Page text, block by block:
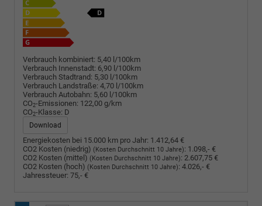
Verbrauch kombiniert: 5,40 l/100km
Verbrauch Innenstadt: 6,90 l/100km
Verbrauch Stadtrand: 5,30 l/100km
Verbrauch Landstraße: 4,70 l/100km
Verbrauch Autobahn: 5,60 l/100km
CO2-Emissionen: 122,00 g/km
CO2-Klasse: D
Download
Energiekosten bei 15.000 km pro Jahr: 1.412,64 €
CO2 Kosten (niedrig) (Kosten Durchschnitt 10 Jahre): 1.098,- €
CO2 Kosten (mittel) (Kosten Durchschnitt 10 Jahre): 2.607,75 €
CO2 Kosten (hoch) (Kosten Durchschnitt 10 Jahre): 4.026,- €
Jahressteuer: 75,- €